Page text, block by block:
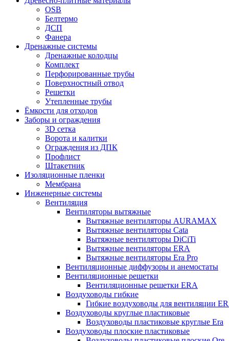
OSB
Белтермо
ДСП
Фанера
Дренажные системы
Дренажные колодцы
Комплект
Перфорированные трубы
Поверхностный отвод
Решетки
Утепленные трубы
Ёмкости для отходов
Заборы и ограждения
3D сетка
Ворота и калитки
Ограждения из ДПК
Профлист
Штакетник
Изоляционные пленки
Мембрана
Инженерные системы
Вентиляция
Вентиляторы вытяжные
Вытяжные вентиляторы AURAMAX
Вытяжные вентиляторы Cata
Вытяжные вентиляторы DiCiTi
Вытяжные вентиляторы ERA
Вытяжные вентиляторы Era Pro
Вентиляционные диффузоры и анемостаты
Вентиляционные решетки
Вентиляционные решетки ERA
Воздуховоды гибкие
Гибкие воздуховоды для вентиляции
Воздуховоды круглые пластиковые
Воздуховоды пластиковые круглые Era
Воздуховоды плоские пластиковые